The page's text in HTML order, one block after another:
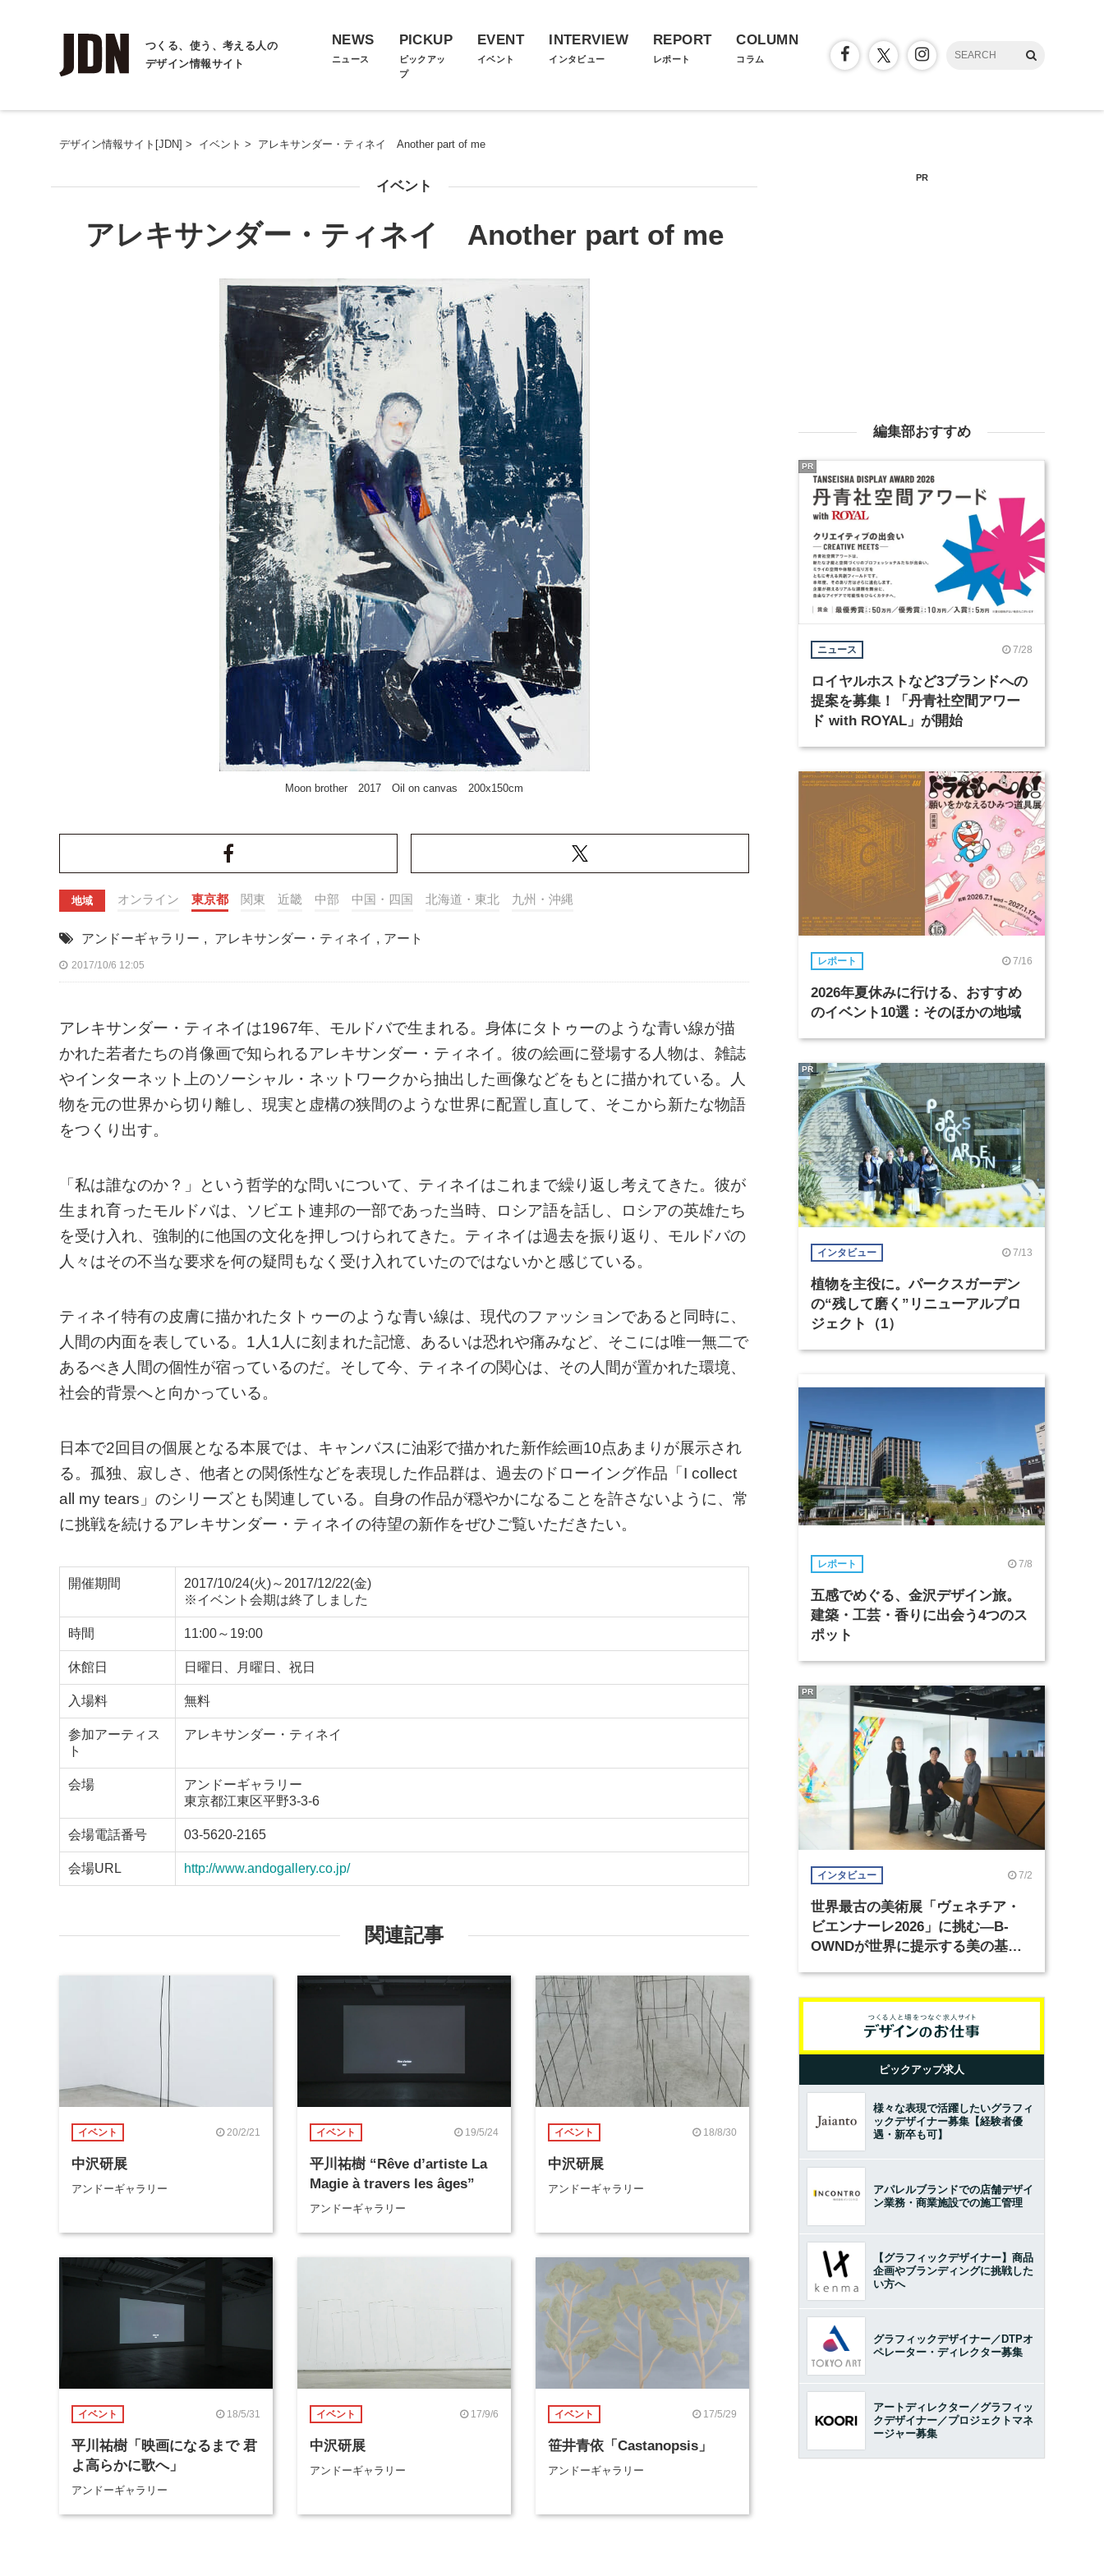
つくる、使う、考える人の
デザイン情報サイト
NEWS
ニュース
PICKUP
ピックアッ
プ
EVENT
イベント
INTERVIEW
インタビュー
REPORT
レポート
COLUMN
コラム
デザイン情報サイト[JDN] > イベント > アレキサンダー・ティネイ Another part of me
イベント
アレキサンダー・ティネイ Another part of me
Moon brother 2017 Oil on canvas 200x150cm
地域 オンライン 東京都 関東 近畿 中部 中国・四国 北海道・東北 九州・沖縄
アンドーギャラリー , アレキサンダー・ティネイ , アート
2017/10/6 12:05
アレキサンダー・ティネイは1967年、モルドバで生まれる。身体にタトゥーのような青い線が描
かれた若者たちの肖像画で知られるアレキサンダー・ティネイ。彼の絵画に登場する人物は、雑誌
やインターネット上のソーシャル・ネットワークから抽出した画像などをもとに描かれている。人
物を元の世界から切り離し、現実と虚構の狭間のような世界に配置し直して、そこから新たな物語
をつくり出す。
「私は誰なのか？」という哲学的な問いについて、ティネイはこれまで繰り返し考えてきた。彼が
生まれ育ったモルドバは、ソビエト連邦の一部であった当時、ロシア語を話し、ロシアの英雄たち
を受け入れ、強制的に他国の文化を押しつけられてきた。ティネイは過去を振り返り、モルドバの
人々はその不当な要求を何の疑問もなく受け入れていたのではないかと感じている。
ティネイ特有の皮膚に描かれたタトゥーのような青い線は、現代のファッションであると同時に、
人間の内面を表している。1人1人に刻まれた記憶、あるいは恐れや痛みなど、そこには唯一無二で
あるべき人間の個性が宿っているのだ。そして今、ティネイの関心は、その人間が置かれた環境、
社会的背景へと向かっている。
日本で2回目の個展となる本展では、キャンバスに油彩で描かれた新作絵画10点あまりが展示され
る。孤独、寂しさ、他者との関係性などを表現した作品群は、過去のドローイング作品「I collect
all my tears」のシリーズとも関連している。自身の作品が穏やかになることを許さないように、常
に挑戦を続けるアレキサンダー・ティネイの待望の新作をぜひご覧いただきたい。
開催期間
2017/10/24(火)～2017/12/22(金)
※イベント会期は終了しました
時間 11:00～19:00
休館日 日曜日、月曜日、祝日
入場料 無料
参加アーティス
ト
アレキサンダー・ティネイ
会場
アンドーギャラリー
東京都江東区平野3-3-6
会場電話番号 03-5620-2165
会場URL http://www.andogallery.co.jp/
関連記事
イベント 20/2/21
中沢研展
アンドーギャラリー
イベント 19/5/24
平川祐樹 “Rêve d’artiste La
Magie à travers les âges”
アンドーギャラリー
イベント 18/8/30
中沢研展
アンドーギャラリー
イベント 18/5/31
平川祐樹「映画になるまで 君
よ高らかに歌へ」
アンドーギャラリー
イベント 17/9/6
中沢研展
アンドーギャラリー
イベント 17/5/29
笹井青依「Castanopsis」
アンドーギャラリー
PR
編集部おすすめ
ニュース 7/28
ロイヤルホストなど3ブランドへの
提案を募集！「丹青社空間アワー
ド with ROYAL」が開始
PR
レポート 7/16
2026年夏休みに行ける、おすすめ
のイベント10選：そのほかの地域
インタビュー 7/13
植物を主役に。パークスガーデン
の“残して磨く”リニューアルプロ
ジェクト（1）
PR
レポート 7/8
五感でめぐる、金沢デザイン旅。
建築・工芸・香りに出会う4つのス
ポット
インタビュー 7/2
世界最古の美術展「ヴェネチア・
ビエンナーレ2026」に挑む―B-
OWNDが世界に提示する美の基準
PR
ピックアップ求人
様々な表現で活躍したいグラフィ
ックデザイナー募集【経験者優
遇・新卒も可】
アパレルブランドでの店舗デザイ
ン業務・商業施設での施工管理
【グラフィックデザイナー】商品
企画やブランディングに挑戦した
い方へ
グラフィックデザイナー／DTPオ
ペレーター・ディレクター募集
アートディレクター／グラフィッ
クデザイナー／プロジェクトマネ
ージャー募集